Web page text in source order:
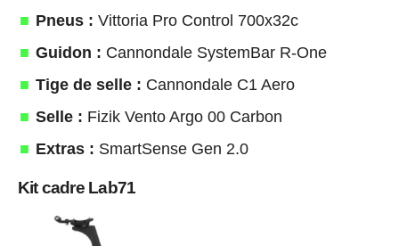
Pneus : Vittoria Pro Control 700x32c
Guidon : Cannondale SystemBar R-One
Tige de selle : Cannondale C1 Aero
Selle : Fizik Vento Argo 00 Carbon
Extras : SmartSense Gen 2.0
Kit cadre Lab71